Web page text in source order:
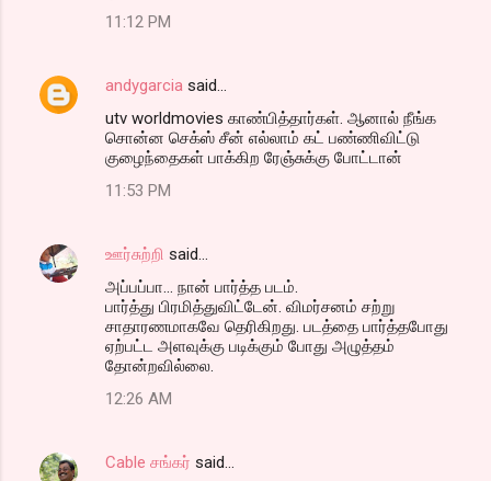
11:12 PM
andygarcia said…
utv worldmovies காண்பித்தார்கள். ஆனால் நீங்க
சொன்ன செக்ஸ் சீன் எல்லாம் கட் பண்ணிவிட்டு
குழைந்தைகள் பாக்கிற ரேஞ்சுக்கு போட்டான்
11:53 PM
ஊர்சுற்றி said…
அப்பப்பா... நான் பார்த்த படம்.
பார்த்து பிரமித்துவிட்டேன். விமர்சனம் சற்று
சாதாரணமாகவே தெரிகிறது. படத்தை பார்த்தபோது
ஏற்பட்ட அளவுக்கு படிக்கும் போது அழுத்தம்
தோன்றவில்லை.
12:26 AM
Cable சங்கர் said…